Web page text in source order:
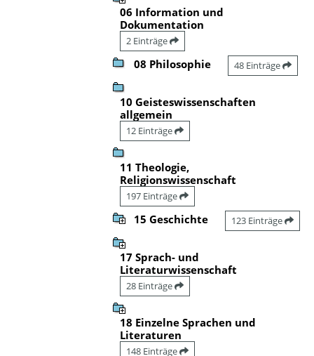
06 Information und
Dokumentation
2 Einträge
08 Philosophie 48 Einträge
10 Geisteswissenschaften
allgemein
12 Einträge
11 Theologie,
Religionswissenschaft
197 Einträge
15 Geschichte 123 Einträge
17 Sprach- und
Literaturwissenschaft
28 Einträge
18 Einzelne Sprachen und
Literaturen
148 Einträge